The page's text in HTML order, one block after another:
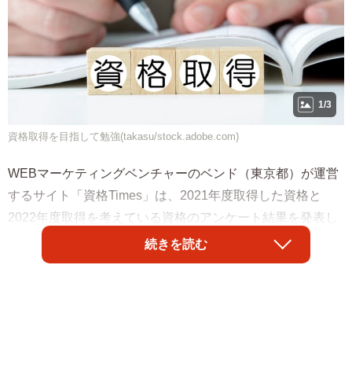
1/3
資格取得を目指して勉強(takasu/stock.adobe.com)
WEBマーケティングベンチャーのベンド（東京都）が運営
するサイト「資格Times」は、2021年度取得した資格と
2022年度取得を考えている資格のアンケート結果を発表し
ました。人生100年時代と呼ばれるように、長い人生を活躍
し続けるために、これからの時代を生き抜くために、2022
続きを読む